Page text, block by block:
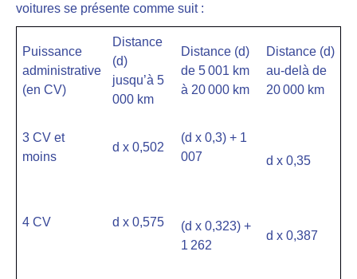
voitures se présente comme suit :
Puissance
administrative
(en CV)
Distance
(d)
jusqu’à 5
000 km
Distance (d)
de 5 001 km
à 20 000 km
Distance (d)
au-delà de
20 000 km
3 CV et
moins
d x 0,502
(d x 0,3) + 1
007
d x 0,35
4 CV d x 0,575
(d x 0,323) +
1 262
d x 0,387